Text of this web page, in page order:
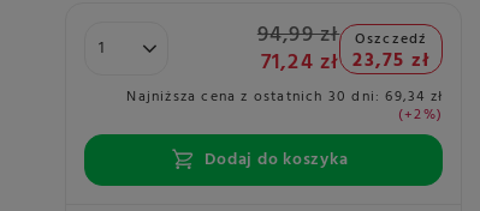
94,99 zł
71,24 zł
Oszczedź
23,75 zł
Najniższa cena z ostatnich 30 dni:69,34 zł
+2%
Dodaj do koszyka